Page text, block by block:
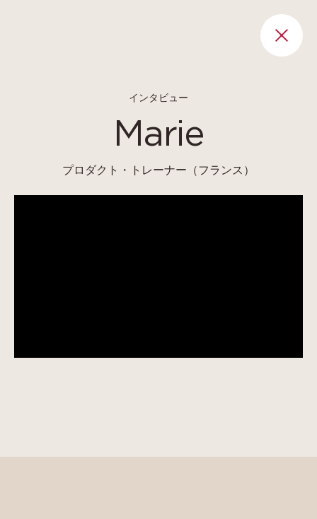
インタビュー
Marie
プロダクト・トレーナー（フランス）